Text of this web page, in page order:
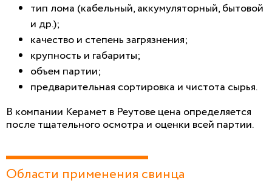
тип лома (кабельный, аккумуляторный, бытовой
и др.);
качество и степень загрязнения;
крупность и габариты;
объем партии;
предварительная сортировка и чистота сырья.
В компании Керамет в Реутове цена определяется
после тщательного осмотра и оценки всей партии.
Области применения свинца